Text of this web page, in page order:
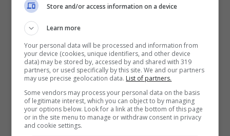
Tracklist Cose dell’altro mondo – Mondo
Marcio
Senza CuoreVideo Ufficiale
Store and/or access information on a device
Learn more
Your personal data will be processed and information from
your device (cookies, unique identifiers, and other device
data) may be stored by, accessed by and shared with 319
partners, or used specifically by this site. We and our partners
may use precise geolocation data. List of partners.
Some vendors may process your personal data on the basis
of legitimate interest, which you can object to by managing
your options below. Look for a link at the bottom of this page
or in the site menu to manage or withdraw consent in privacy
and cookie settings.